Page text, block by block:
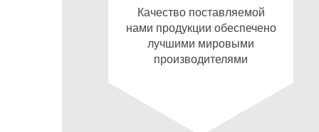
Качество поставляемой
нами продукции обеспечено
лучшими мировыми
производителями